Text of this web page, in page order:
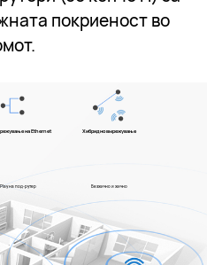
покриеност во
на Ethernet
на под-рутер
Хибридно вмрежување
Безжично и жично